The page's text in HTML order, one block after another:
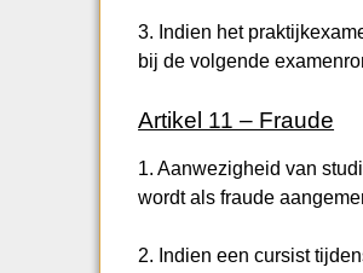
3. Indien het
bij de volgende
Artikel 11 – Fraude
1. Aanwezigheid van
wordt als fraude
2. Indien een cursist